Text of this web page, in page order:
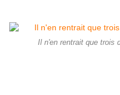
Il n'en rentrait que trois